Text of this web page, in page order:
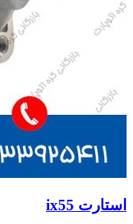
استارت ix55